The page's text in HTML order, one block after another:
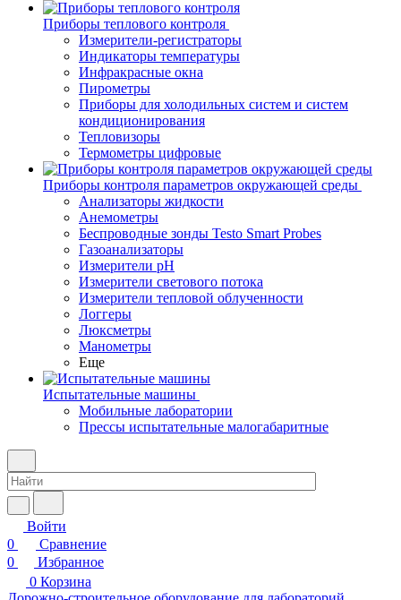
Приборы теплового контроля
Измерители-регистраторы
Индикаторы температуры
Инфракрасные окна
Пирометры
Приборы для холодильных систем и систем
кондиционирования
Тепловизоры
Термометры цифровые
Приборы контроля параметров окружающей среды
Анализаторы жидкости
Анемометры
Беспроводные зонды Testo Smart Probes
Газоанализаторы
Измерители pH
Измерители светового потока
Измерители тепловой облученности
Логгеры
Люксметры
Манометры
Еще
Испытательные машины
Мобильные лаборатории
Прессы испытательные малогабаритные
Войти
0
Сравнение
0
Избранное
0 Корзина